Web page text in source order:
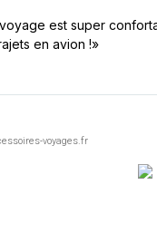
est super
en avion !»
voyages.fr